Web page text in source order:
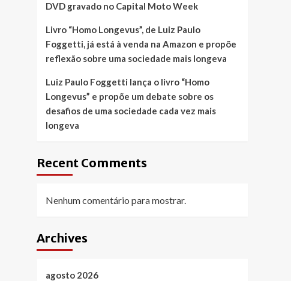
DVD gravado no Capital Moto Week
Livro “Homo Longevus”, de Luiz Paulo
Foggetti, já está à venda na Amazon e propõe
reflexão sobre uma sociedade mais longeva
Luiz Paulo Foggetti lança o livro “Homo
Longevus” e propõe um debate sobre os
desafios de uma sociedade cada vez mais
longeva
Recent Comments
Nenhum comentário para mostrar.
Archives
agosto 2026